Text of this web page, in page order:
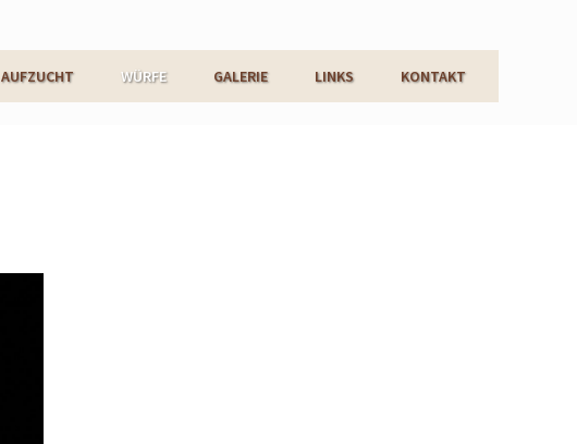
AUFZUCHT WÜRFE GALERIE LINKS KONTAKT